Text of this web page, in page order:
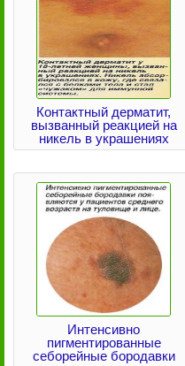
Контактный дерматит,
вызванный реакцией на
никель в украшениях
Интенсивно
пигментированные
себорейные бородавки